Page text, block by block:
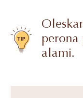
perona
alami.